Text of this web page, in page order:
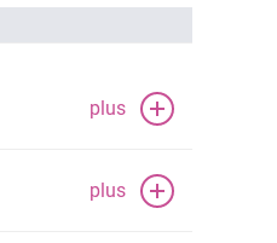
plus
plus